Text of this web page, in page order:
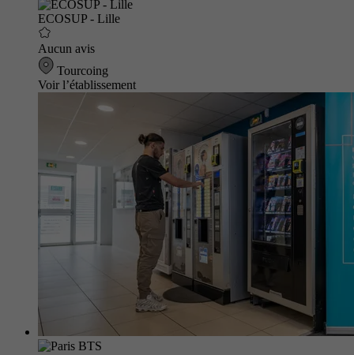
ECOSUP - Lille
Aucun avis
Tourcoing
Voir l’établissement